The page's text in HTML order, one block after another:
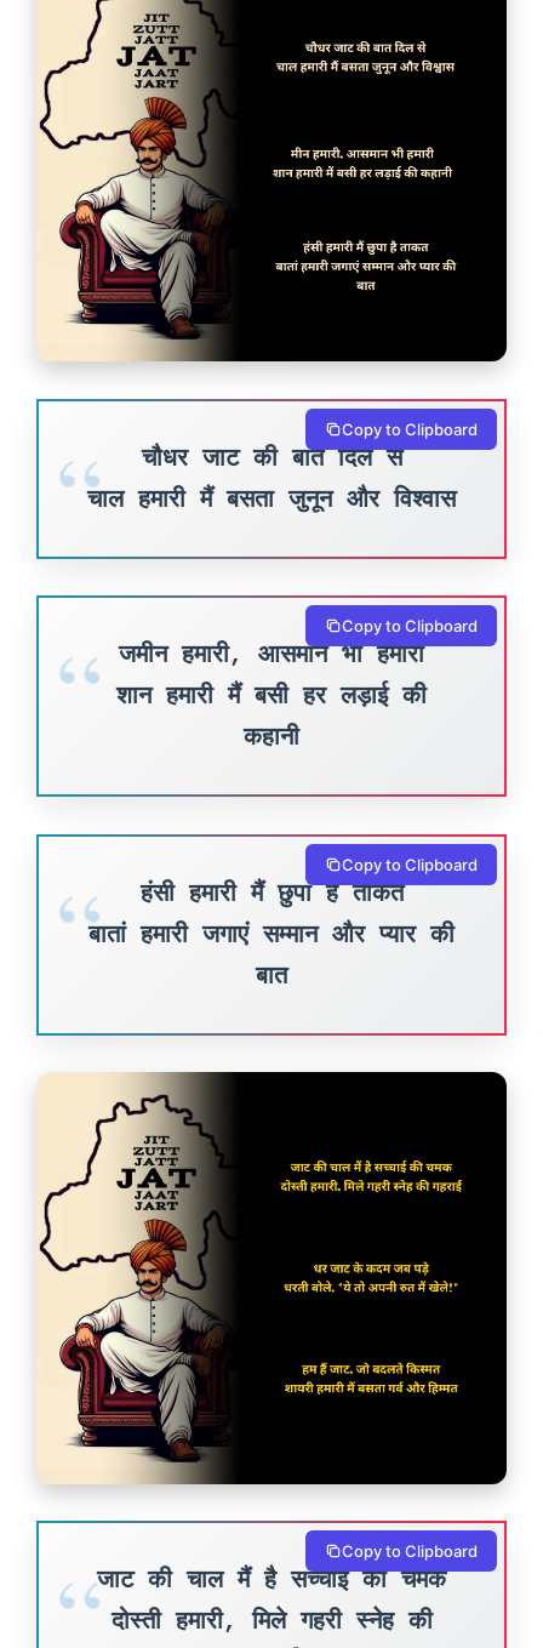
चौधर जाट की बात दिल से
चाल हमारी मैं बसता जुनून और विश्वास
Copy to Clipboard
जमीन हमारी, आसमान भी हमारी
शान हमारी मैं बसी हर लड़ाई की
कहानी
Copy to Clipboard
हंसी हमारी मैं छुपा है ताकत
बातां हमारी जगाएं सम्मान और प्यार की
बात
Copy to Clipboard
जाट की चाल मैं है सच्चाई की चमक
दोस्ती हमारी, मिले गहरी स्नेह की
Copy to Clipboard